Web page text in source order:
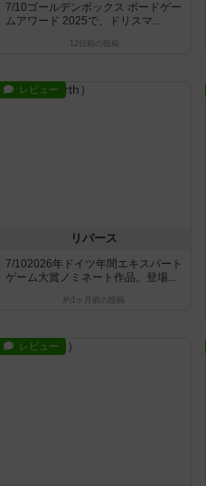
7/10ゴールデンボックス ボードゲー
ムアワード 2025で、ドリスマ...
12日前 の投稿
レビュー
リバース
7/102026年ドイツ年間エキスパート
ゲーム大賞ノミネート作品。登場...
約1ヶ月前 の投稿
レビュー